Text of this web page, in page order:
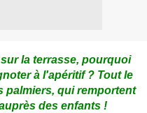
la terrasse, pourquoi
à l'apéritif ? Tout le
palmiers, qui remportent
des enfants !